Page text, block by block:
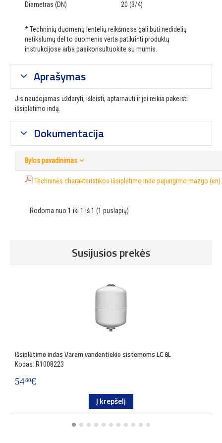
Diametras (DN) 20 (3/4)
* Techninių duomenų lentelių reikšmėse gali būti nedidelių
netikslumų dėl to duomenis verta patikrinti produktų
instrukcijose arba pasikonsultuokite su mumis.
Aprašymas
Jis naudojamas uždaryti, išleisti, aptarnauti ir jei reikia pakeisti
išsiplėtimo indą.
Dokumentacija
Bylos pavadinimas
Techninės charakteristikos išsiplėtimo indo pajungimo mazgo (en)
Rodoma nuo 1 iki 1 iš 1 (1 puslapių)
Susijusios prekės
Išsiplėtimo indas Varem vandentiekio sistemoms LC 8L
Kodas: R1008223
5480€
Į krepšelį